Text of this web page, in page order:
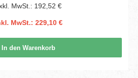
MwSt.: 192,52 €
MwSt.: 229,10 €
In den Warenkorb